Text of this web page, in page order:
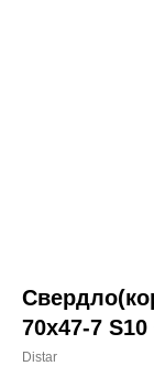
70x47-7
Distar